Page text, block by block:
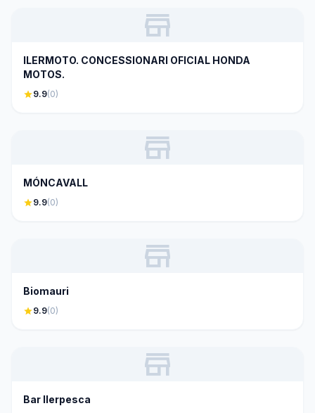
store
ILERMOTO. CONCESSIONARI OFICIAL HONDA
MOTOS.
star9.9(0)
store
MÓNCAVALL
star9.9(0)
store
Biomauri
star9.9(0)
store
Bar Ilerpesca